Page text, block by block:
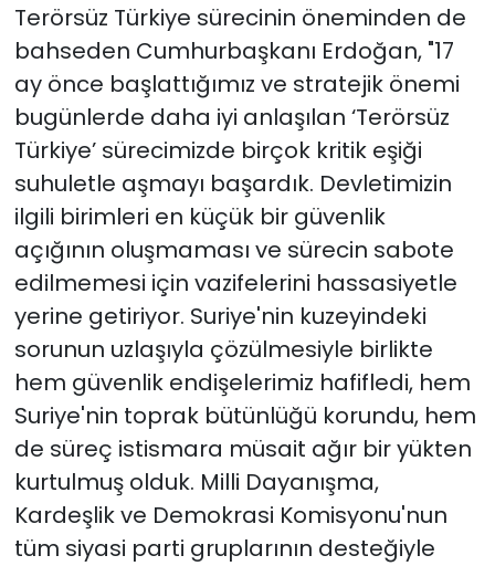
Terörsüz Türkiye sürecinin öneminden de
bahseden Cumhurbaşkanı Erdoğan, "17
ay önce başlattığımız ve stratejik önemi
bugünlerde daha iyi anlaşılan ‘Terörsüz
Türkiye’ sürecimizde birçok kritik eşiği
suhuletle aşmayı başardık. Devletimizin
ilgili birimleri en küçük bir güvenlik
açığının oluşmaması ve sürecin sabote
edilmemesi için vazifelerini hassasiyetle
yerine getiriyor. Suriye'nin kuzeyindeki
sorunun uzlaşıyla çözülmesiyle birlikte
hem güvenlik endişelerimiz hafifledi, hem
Suriye'nin toprak bütünlüğü korundu, hem
de süreç istismara müsait ağır bir yükten
kurtulmuş olduk. Milli Dayanışma,
Kardeşlik ve Demokrasi Komisyonu'nun
tüm siyasi parti gruplarının desteğiyle